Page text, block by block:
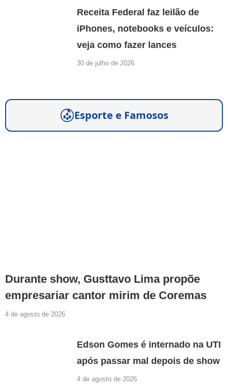
Receita Federal faz leilão de
iPhones, notebooks e veículos:
veja como fazer lances
30 de julho de 2026
Esporte e Famosos
Durante show, Gusttavo Lima propõe
empresariar cantor mirim de Coremas
4 de agosto de 2026
Edson Gomes é internado na UTI
após passar mal depois de show
4 de agosto de 2026